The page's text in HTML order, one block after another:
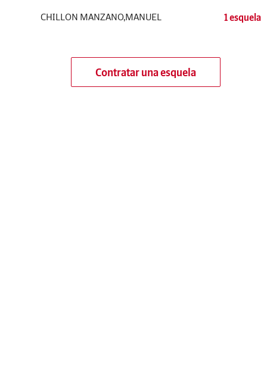
CHILLON MANZANO,MANUEL 1 esquela
Contratar una esquela